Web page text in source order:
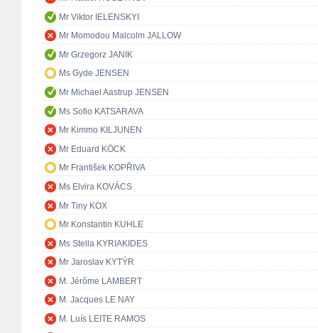
Mr Viktor IELENSKYI
Mr Momodou Malcolm JALLOW
Mr Grzegorz JANIK
Ms Gyde JENSEN
Mr Michael Aastrup JENSEN
Ms Sofio KATSARAVA
Mr Kimmo KILJUNEN
Mr Eduard KÖCK
Mr František KOPŘIVA
Ms Elvira KOVÁCS
Mr Tiny KOX
Mr Konstantin KUHLE
Ms Stella KYRIAKIDES
Mr Jaroslav KYTÝR
M. Jérôme LAMBERT
M. Jacques LE NAY
M. Luís LEITE RAMOS